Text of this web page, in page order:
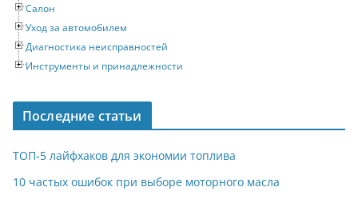
Салон
Уход за автомобилем
Диагностика неисправностей
Инструменты и принадлежности
Последние статьи
ТОП-5 лайфхаков для экономии топлива
10 частых ошибок при выборе моторного масла